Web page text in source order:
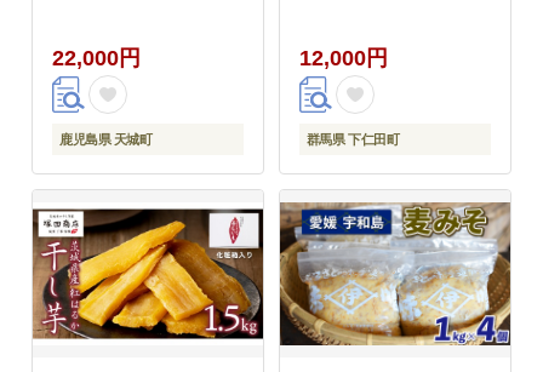
22,000円
鹿児島県 天城町
知らない世界 F21K-487
12,000円
群馬県 下仁田町